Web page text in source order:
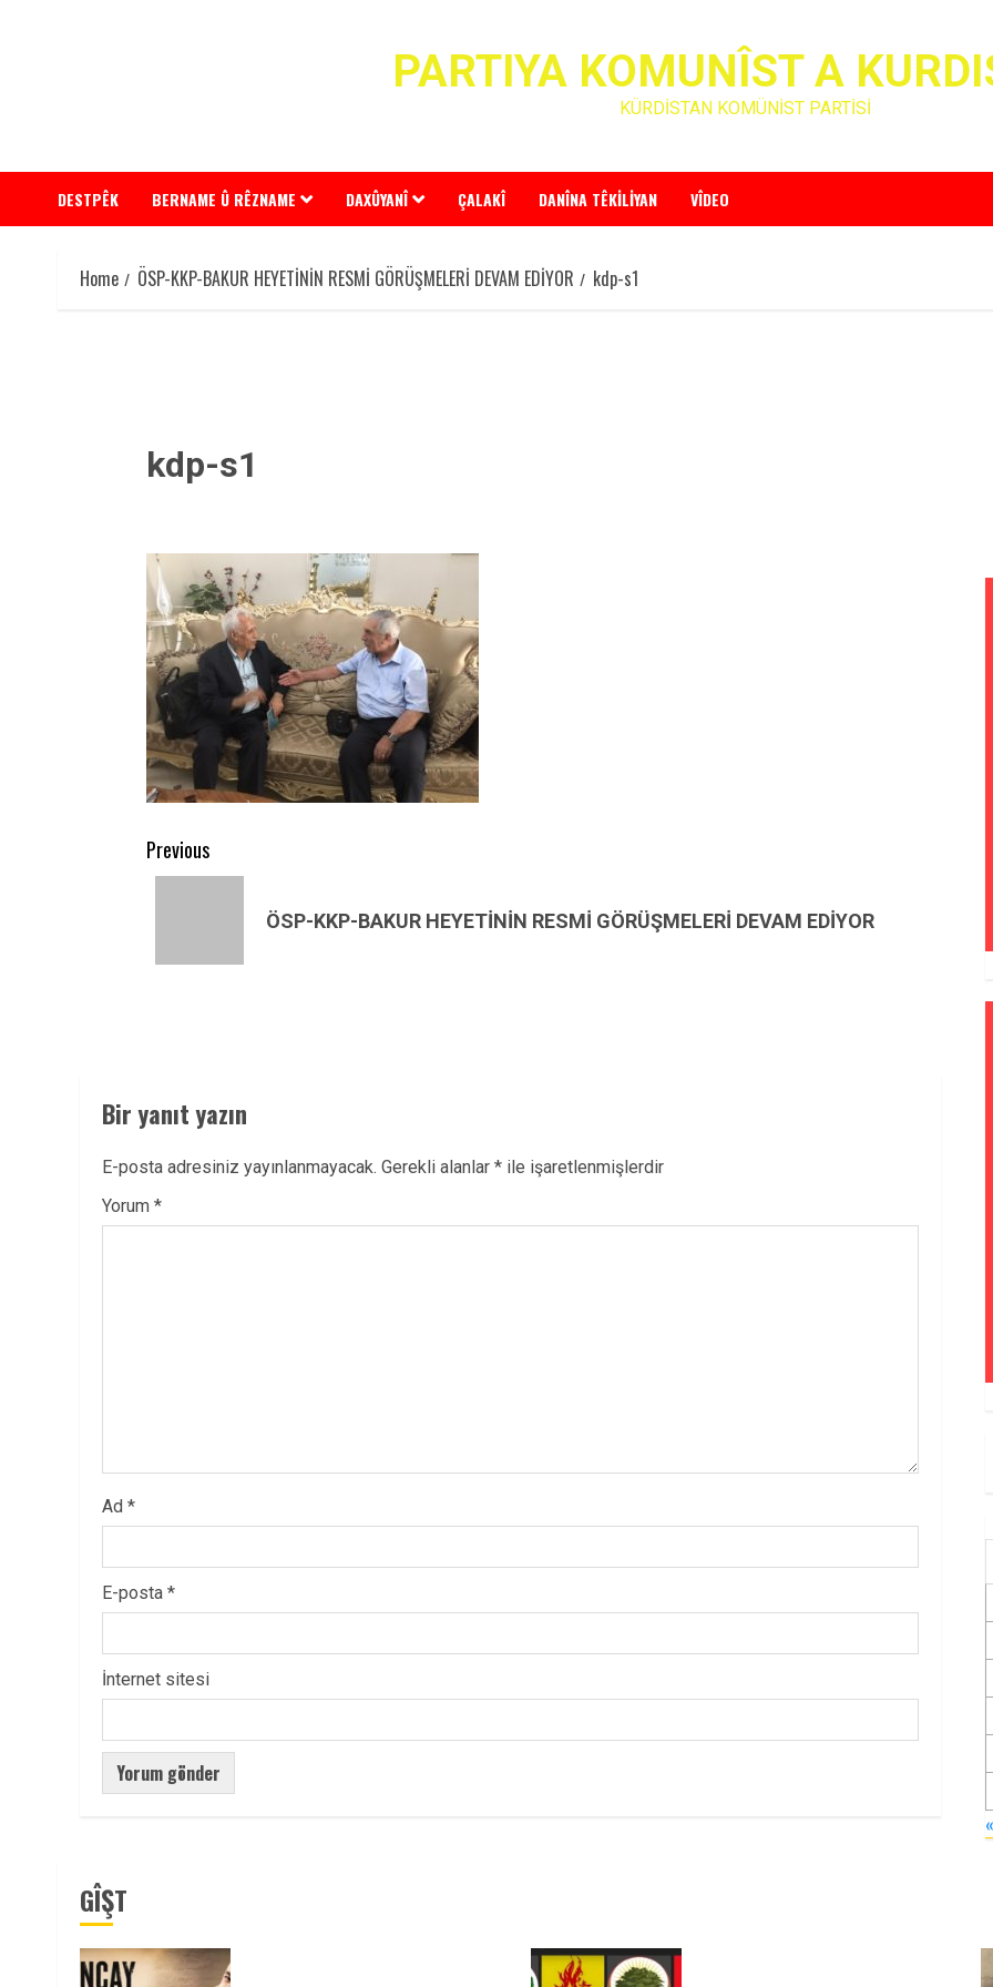
PARTIYA KOMUNÎST A
KÜRDİSTAN KOMÜNİST PARTİSİ
DESTPÊK BERNAME Û RÊZNAME DAXÛYANÎ ÇALAKÎ DANÎNA TÊKILIYAN VÎDEO
Home ÖSP-KKP-BAKUR HEYETİNİN RESMİ GÖRÜŞMELERİ DEVAM EDİYOR kdp-s1
kdp-s1
Post
navigation
Previous
ÖSP-KKP-BAKUR HEYETİNİN RESMİ GÖRÜŞMELERİ DEVAM EDİYOR
Bir yanıt yazın
E-posta adresiniz yayınlanmayacak. Gerekli alanlar * ile işaretlenmişlerdir
Yorum *
Ad *
E-posta *
İnternet sitesi
GÎŞT